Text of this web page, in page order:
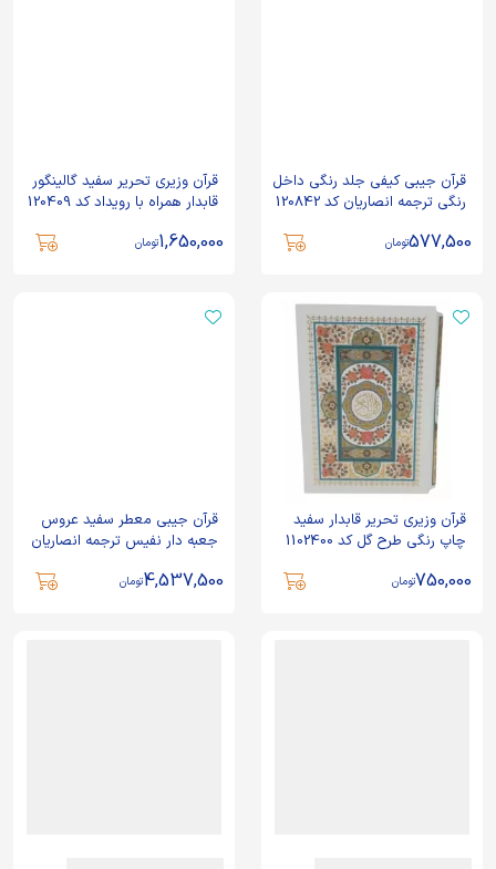
قرآن جیبی کیفی جلد رنگی داخل
رنگی ترجمه انصاریان کد 120842
577,500تومان
قرآن وزیری تحریر سفید گالینگور
قابدار همراه با رویداد کد 120409
1,650,000تومان
قرآن وزیری تحریر قابدار سفید
چاپ رنگی طرح گل کد 1102400
750,000تومان
قرآن جیبی معطر سفید عروس
جعبه دار نفیس ترجمه انصاریان
4,537,500تومان